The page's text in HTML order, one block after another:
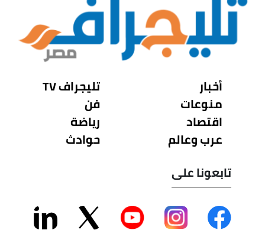
أخبار
منوعات
اقتصاد
عرب وعالم
تليجراف TV
فن
رياضة
حوادث
تابعونا على